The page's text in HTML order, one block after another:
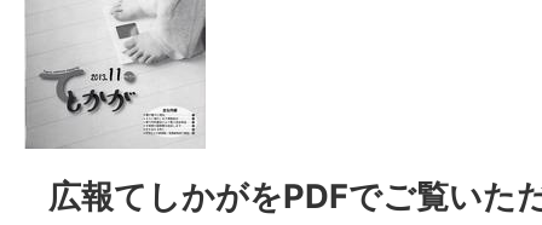
広報てしかがをPDFでご覧いた